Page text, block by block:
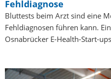
Fehldiagnose
Bluttests beim Arzt sind eine
Fehldiagnosen führen kann.
Osnabrücker E-Health-Start-